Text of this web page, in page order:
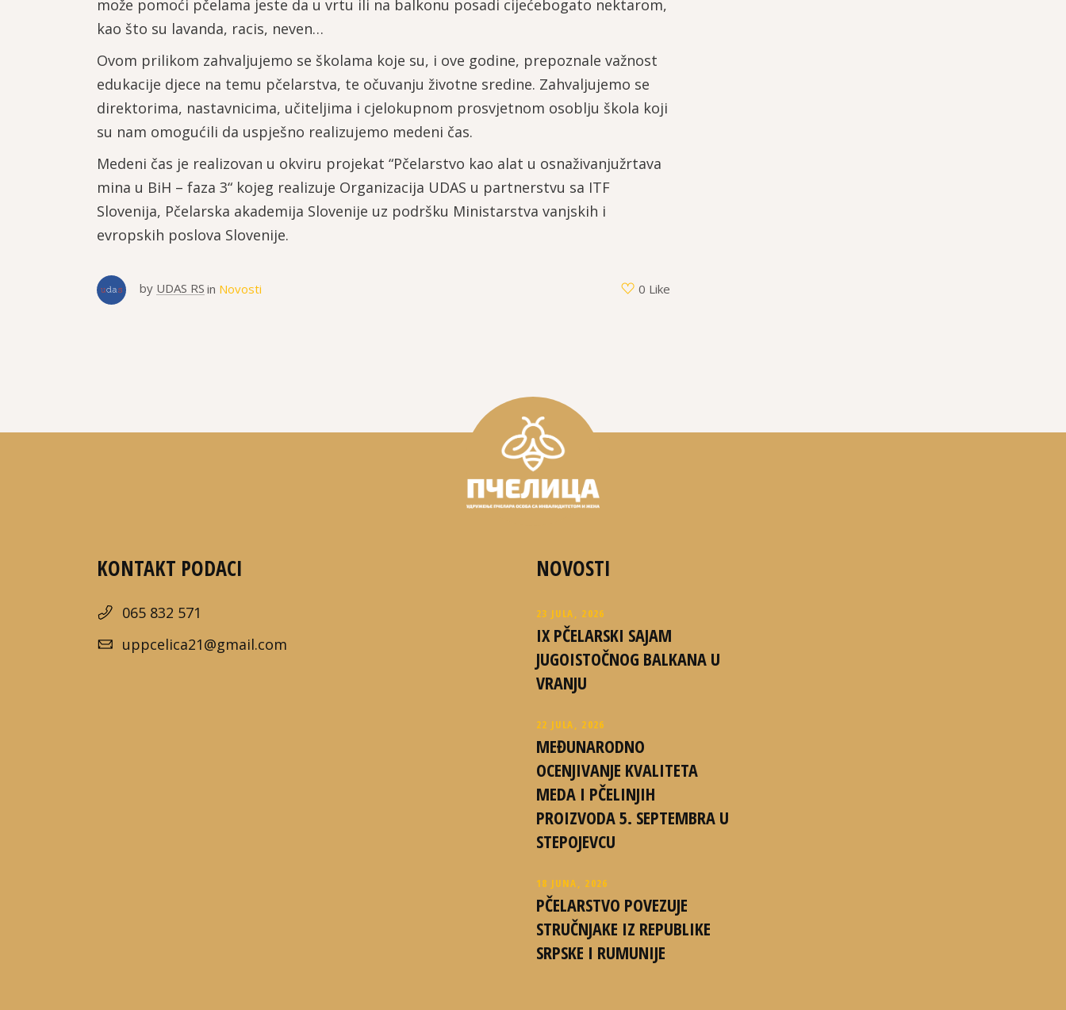
može pomoći pčelama jeste da u vrtu ili na balkonu posadi cijećebogato nektarom,
kao što su lavanda, racis, neven…
Ovom prilikom zahvaljujemo se školama koje su, i ove godine, prepoznale važnost
edukacije djece na temu pčelarstva, te očuvanju životne sredine. Zahvaljujemo se
direktorima, nastavnicima, učiteljima i cjelokupnom prosvjetnom osoblju škola koji
su nam omogućili da uspješno realizujemo medeni čas.
Medeni čas je realizovan u okviru projekat “Pčelarstvo kao alat u osnaživanjužrtava
mina u BiH – faza 3“ kojeg realizuje Organizacija UDAS u partnerstvu sa ITF
Slovenija, Pčelarska akademija Slovenije uz podršku Ministarstva vanjskih i
evropskih poslova Slovenije.
by UDAS RS in Novosti 0 Like
KONTAKT PODACI
065 832 571
uppcelica21@gmail.com
NOVOSTI
23 JULA, 2026
IX PČELARSKI SAJAM
JUGOISTOČNOG BALKANA U
VRANJU
22 JULA, 2026
MEĐUNARODNO
OCENJIVANJE KVALITETA
MEDA I PČELINJIH
PROIZVODA 5. SEPTEMBRA U
STEPOJEVCU
18 JUNA, 2026
PČELARSTVO POVEZUJE
STRUČNJAKE IZ REPUBLIKE
SRPSKE I RUMUNIJE